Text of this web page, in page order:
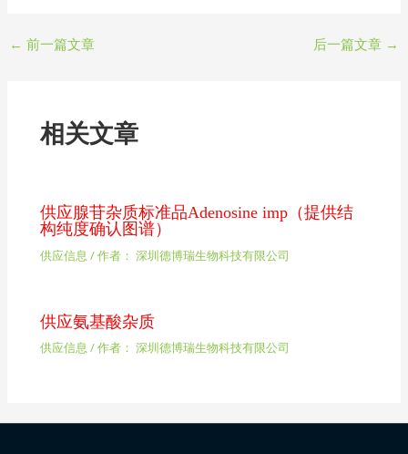
← 前一篇文章 后一篇文章 →
相关文章
供应腺苷杂质标准品Adenosine imp（提供结
构纯度确认图谱）
供应信息 / 作者： 深圳德博瑞生物科技有限公司
供应氨基酸杂质
供应信息 / 作者： 深圳德博瑞生物科技有限公司